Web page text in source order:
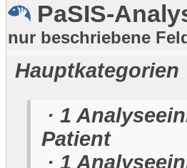
PaSIS-
nur beschriebene
Hauptkategorien
· 1
Patient
· 1